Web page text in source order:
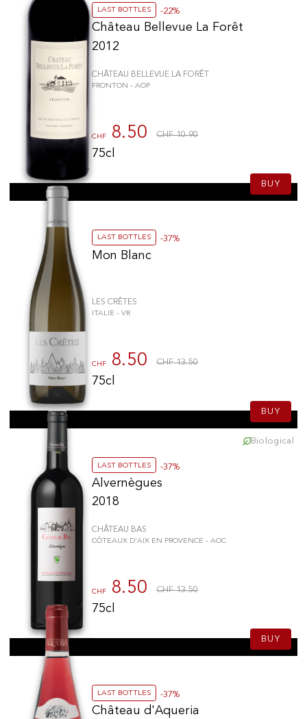
LAST BOTTLES -22%
Château Bellevue La Forêt
2012
CHÂTEAU BELLEVUE LA FORÊT
FRONTON - AOP
CHF 8.50 CHF 10.90
75cl
BUY
LAST BOTTLES -37%
Mon Blanc
LES CRÊTES
ITALIE - VR
CHF 8.50 CHF 13.50
75cl
BUY
LAST BOTTLES -37%
Alvernègues
2018
CHÂTEAU BAS
CÔTEAUX D'AIX EN PROVENCE - AOC
CHF 8.50 CHF 13.50
75cl
BUY
Biological
LAST BOTTLES -37%
Château d'Aqueria